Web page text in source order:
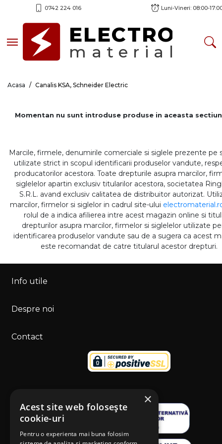
0742 224 016 Luni-Vineri: 08:00-
Toggle navigationELECTRO
material
Acasa Canalis KSA, Schneider Electric
Momentan nu sunt introduse produse in aceasta
Marcile, firmele, denumirile comerciale si siglele prezente pe
utilizate strict in scopul identificarii produselor vandute,
producatorilor acestora. Toate drepturile asupra marcilor,
siglelelor apartin exclusiv titularilor acestora, societatea
S.R.L. avand exclusiv calitatea de distribuitor autorizat.
marcilor, firmelor si siglelor in cadrul site-ului
rolul de a indica afilierea intre acest magazin online si
drepturilor asupra marcilor, firmelor si siglelelor utilizate
identificarea produselor vandute sau de a sugera ca acest
este recomandat de catre titularul acestor drepturi.
Info utile
Despre noi
Contact
×
Acest site web folosește
cookie-uri
Pentru o experienta mai buna folosim